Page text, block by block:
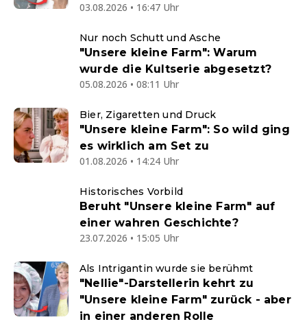
03.08.2026 • 16:47 Uhr
Nur noch Schutt und Asche
"Unsere kleine Farm": Warum
wurde die Kultserie abgesetzt?
05.08.2026 • 08:11 Uhr
Bier, Zigaretten und Druck
"Unsere kleine Farm": So wild ging
es wirklich am Set zu
01.08.2026 • 14:24 Uhr
Historisches Vorbild
Beruht "Unsere kleine Farm" auf
einer wahren Geschichte?
23.07.2026 • 15:05 Uhr
Als Intrigantin wurde sie berühmt
"Nellie"-Darstellerin kehrt zu
"Unsere kleine Farm" zurück - aber
in einer anderen Rolle